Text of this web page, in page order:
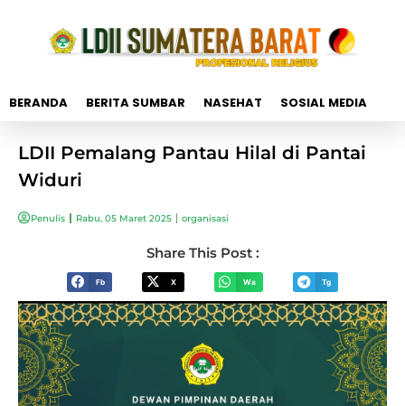
BERANDA BERITA SUMBAR NASEHAT SOSIAL MEDIA
LDII Pemalang Pantau Hilal di Pantai
Widuri
Penulis Rabu, 05 Maret 2025 organisasi
Share This Post :
Fb X Wa Tg